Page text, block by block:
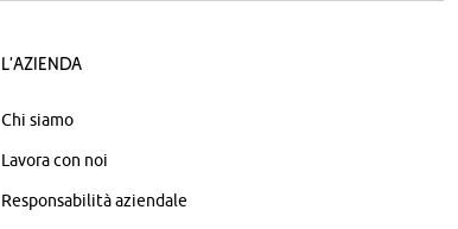
L'azienda
Chi siamo
Lavora con noi
Responsabilità aziendale